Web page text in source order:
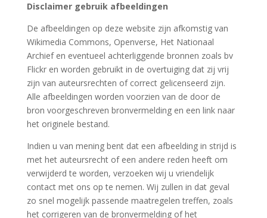
Disclaimer gebruik afbeeldingen
De afbeeldingen op deze website zijn afkomstig van
Wikimedia Commons, Openverse, Het Nationaal
Archief en eventueel achterliggende bronnen zoals bv
Flickr en worden gebruikt in de overtuiging dat zij vrij
zijn van auteursrechten of correct gelicenseerd zijn.
Alle afbeeldingen worden voorzien van de door de
bron voorgeschreven bronvermelding en een link naar
het originele bestand.
Indien u van mening bent dat een afbeelding in strijd is
met het auteursrecht of een andere reden heeft om
verwijderd te worden, verzoeken wij u vriendelijk
contact met ons op te nemen. Wij zullen in dat geval
zo snel mogelijk passende maatregelen treffen, zoals
het corrigeren van de bronvermelding of het